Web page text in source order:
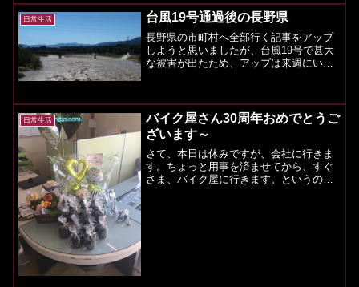
日常生活 台風19号通過後の長野県
長野県の市町村へ全部行く記事をアップ
しようと思いましたが、台風19号で甚大
な被害が出たため、アップは来週にいた
す。大きな被害が被害が出て、心が痛い
です。。。この台風で...
日常生活
バイク屋さん30周年おめでとうご
ざいます～
さて、本日は休みですが、会社に行きま
す。ちょっと用事を済ませてから、すぐ
さま、バイク屋に行きます。というの